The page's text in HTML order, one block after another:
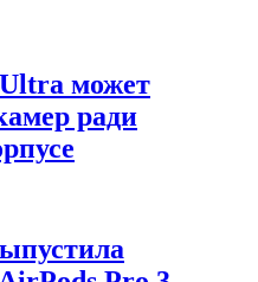
Ultra может
ради